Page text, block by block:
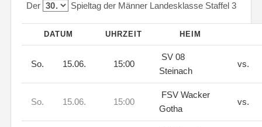
Der Spieltag der Männer Landesklasse Staffel 3
DATUM UHRZEIT HEIM
So. 15.06. 15:00
SV 08
Steinach
vs.
So. 15.06. 15:00
FSV Wacker
Gotha
vs.